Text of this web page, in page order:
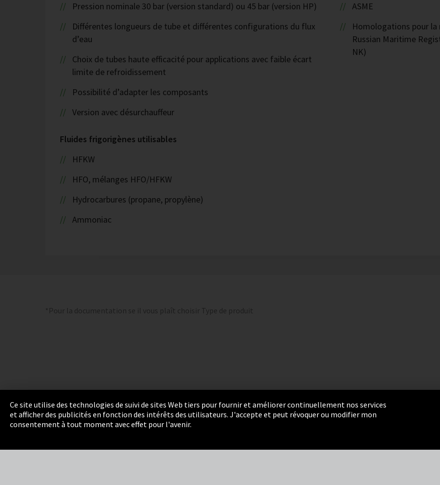
Pression nominale 30 bar (version standard) ou 45 bar (version HP)
Différentes longueurs de tube et différentes configurations du flux
d’eau
Choix de tubes haute efficacité pour applications avec faible écart
limite de refroidissement
Possibilité d’adapter les composants
Version avec désurchauffeur
Fluides frigorigènes utilisables
HFKW
HFO, mélanges HFO/HFKW
Hydrocarbures (propane, propylène)
Ammoniac
ASME
Homologations pour la
Russian Maritime
NK)
*Pour la documentation se il vous plaît choisir Type de produit
Empreinte Politique de confidentialité
Ce site utilise des technologies de suivi de sites Web tiers pour fournir et améliorer continuellement nos services
et afficher des publicités en fonction des intérêts des utilisateurs. J'accepte et peut révoquer ou modifier mon
consentement à tout moment avec effet pour l'avenir.